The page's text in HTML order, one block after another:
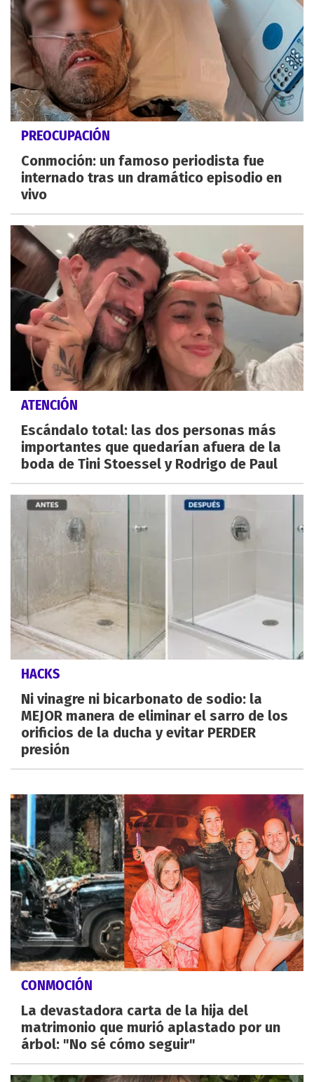
PREOCUPACIÓN
Conmoción: un famoso periodista fue
internado tras un dramático episodio en
vivo
ATENCIÓN
Escándalo total: las dos personas más
importantes que quedarían afuera de la
boda de Tini Stoessel y Rodrigo de Paul
HACKS
Ni vinagre ni bicarbonato de sodio: la
MEJOR manera de eliminar el sarro de los
orificios de la ducha y evitar PERDER
presión
CONMOCIÓN
La devastadora carta de la hija del
matrimonio que murió aplastado por un
árbol: "No sé cómo seguir"